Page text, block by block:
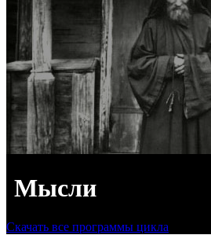
Мысли
Скачать все программы цикла